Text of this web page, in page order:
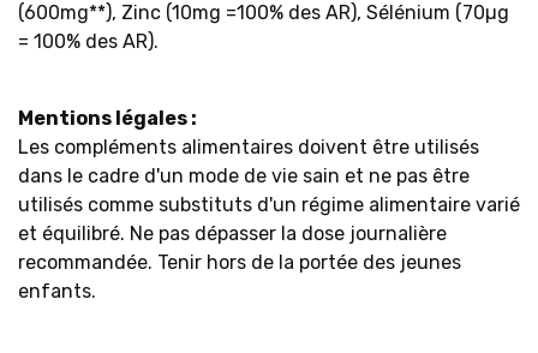
(600mg**), Zinc (10mg =100% des AR), Sélénium (70µg
= 100% des AR).
Mentions légales :
Les compléments alimentaires doivent être utilisés
dans le cadre d'un mode de vie sain et ne pas être
utilisés comme substituts d'un régime alimentaire varié
et équilibré. Ne pas dépasser la dose journalière
recommandée. Tenir hors de la portée des jeunes
enfants.